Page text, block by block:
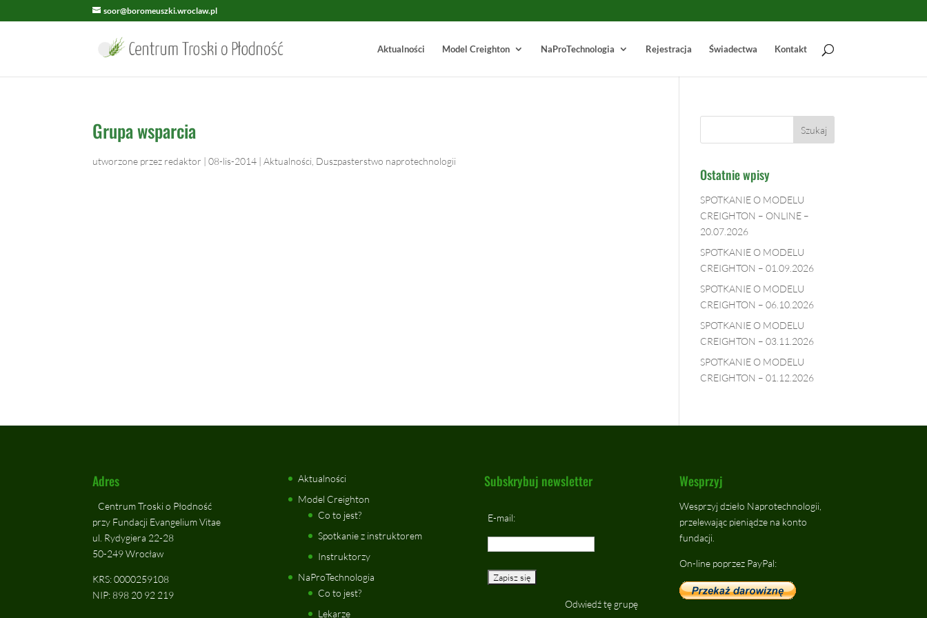
soor@boromeuszki.wroclaw.pl
Aktualności Model Creighton NaProTechnologia Rejestracja Świadectwa Kontakt
Grupa wsparcia
utworzone przez redaktor |08-lis-2014 |Aktualności Duszpasterstwo naprotechnologii
Ostatnie wpisy
SPOTKANIE O MODELU
CREIGHTON – ONLINE –
20.07.2026
SPOTKANIE O MODELU
CREIGHTON – 01.09.2026
SPOTKANIE O MODELU
CREIGHTON – 06.10.2026
SPOTKANIE O MODELU
CREIGHTON – 03.11.2026
SPOTKANIE O MODELU
CREIGHTON – 01.12.2026
Adres
Centrum Troski o Płodność
przy Fundacji Evangelium Vitae
ul. Rydygiera 22-28
50-249 Wrocław
KRS: 0000259108
NIP: 898 20 92 219
Aktualności
Model Creighton
Co to jest?
Spotkanie z instruktorem
Instruktorzy
NaProTechnologia
Co to jest?
Lekarze
Subskrybuj newsletter
E-mail:
Odwiedź tę grupę
Wesprzyj
Wesprzyj dzieło Naprotechnologii,
przelewając pieniądze na konto
fundacji.
On-line poprzez PayPal: